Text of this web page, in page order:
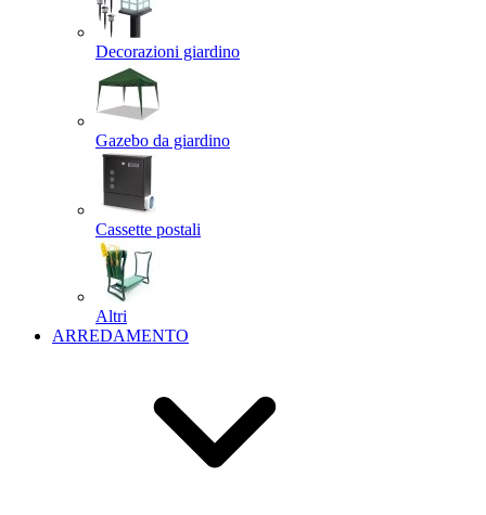
Decorazioni giardino
Gazebo da giardino
Cassette postali
Altri
ARREDAMENTO